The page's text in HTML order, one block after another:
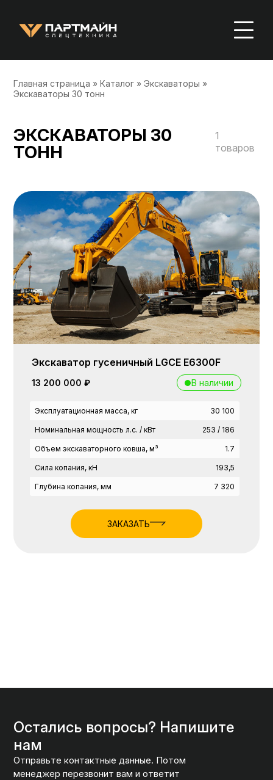
Главная страница »Каталог »Экскаваторы »
Экскаваторы 30 тонн
ЭКСКАВАТОРЫ 30
ТОНН
1
товаров
Экскаватор гусеничный LGCE E6300F
13 200 000 ₽ В наличии
Эксплуатационная масса, кг 30 100
Номинальная мощность л.с. / кВт 253 / 186
Объем экскаваторного ковша, м³ 1.7
Сила копания, кН 193,5
Глубина копания, мм 7 320
ЗАКАЗАТЬ
Остались вопросы? Напишите
нам
Отправьте контактные данные. Потом
менеджер перезвонит вам и ответит